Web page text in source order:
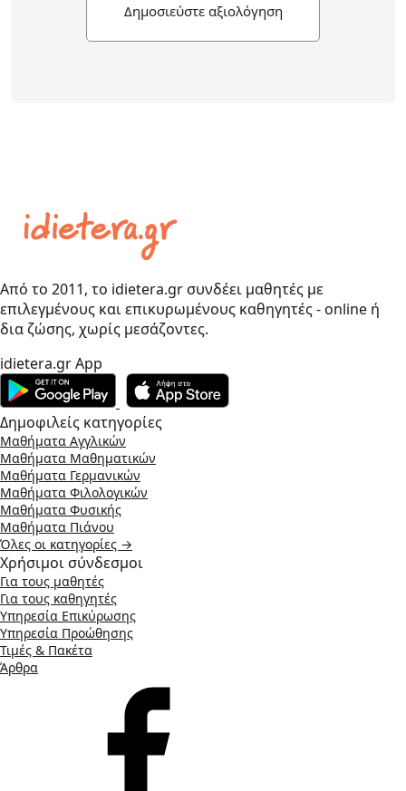
Δημοσιεύστε αξιολόγηση
Από το 2011, το idietera.gr συνδέει μαθητές με
επιλεγμένους και επικυρωμένους καθηγητές - online ή
δια ζώσης, χωρίς μεσάζοντες.
idietera.gr App
Δημοφιλείς κατηγορίες
Μαθήματα Αγγλικών
Μαθήματα Μαθηματικών
Μαθήματα Γερμανικών
Μαθήματα Φιλολογικών
Μαθήματα Φυσικής
Μαθήματα Πιάνου
Όλες οι κατηγορίες →
Χρήσιμοι σύνδεσμοι
Για τους μαθητές
Για τους καθηγητές
Υπηρεσία Επικύρωσης
Υπηρεσία Προώθησης
Τιμές & Πακέτα
Άρθρα